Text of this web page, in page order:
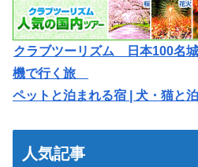
クラブツーリズム 日本100名
機で行く旅
ペットと泊まれる宿 | 犬・猫と
人気記事